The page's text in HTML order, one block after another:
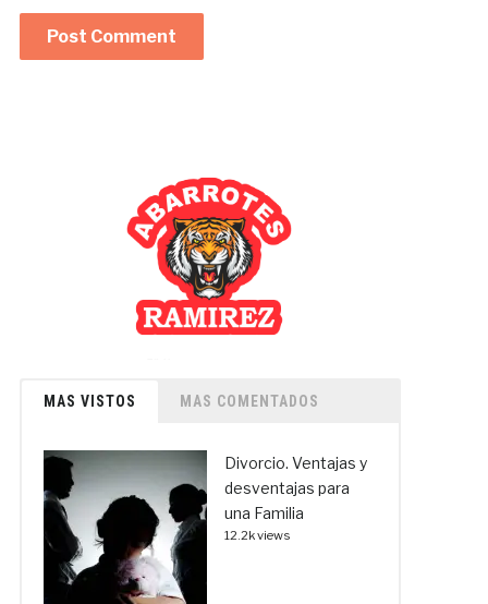
MAS VISTOS MAS COMENTADOS
Divorcio. Ventajas y
desventajas para
una Familia
12.2k views